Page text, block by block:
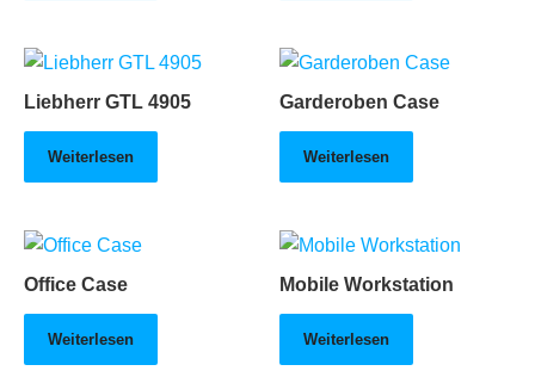
Liebherr GTL 4905
Weiterlesen
Garderoben Case
Weiterlesen
Office Case
Weiterlesen
Mobile Workstation
Weiterlesen